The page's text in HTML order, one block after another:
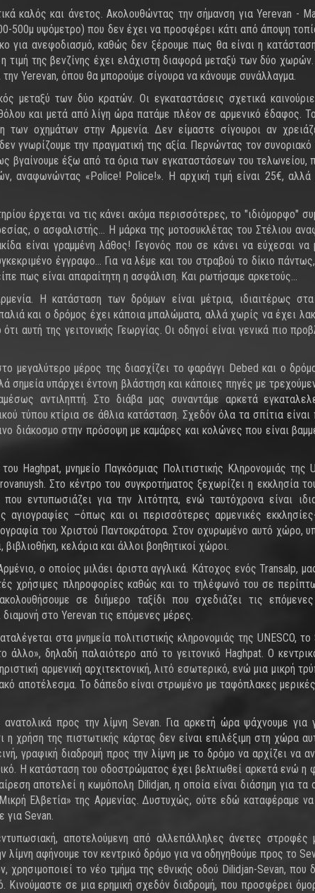
καλός και άνετος. Ακολουθώντας την σήμανση για Yerevan -
500μ υψόμετρο) που δεν έχει να προσφέρει κάτι από άποψη
για ανεφοδιασμό, καθώς δεν ξέρουμε πως θα είναι η
τιμή της βενζίνης έχει ελάχιστη διαφορά μεταξύ των δύο
Yerevan, όπου θα μπορούμε σίγουρα να κάνουμε συνάλλαγμα.
μεταξύ των δύο κρατών. Οι εγκαταστάσεις σχετικά
και μετά από λίγη ώρα πατάμε πλέον σε αρμενικό έδαφος.
των οχημάτων στην Αρμενία. Δεν είμαστε σίγουροι αν
γνωρίζουμε την πραγματική της αξία. Περνώντας τον συνοριακό
βγαίνουμε έξω από τα όρια των εγκαταστάσεων του τελωνείου,
αναφωνώντας «Police! Police!». Η αρχική τιμή είναι 25€, αλλά
έρχεται να τις κάνει ακόμα περισσότερες, το "ιδιόμορφο"
ο ασφαλιστής... Η μάρκα της μοτοσυκλέτας του Στέλιου
είναι γραμμένη λάθος! Γεγονός που σε κάνει να εύχεσαι να
έγγραφο… Για να λέμε και του στραβού το δίκιο
πως είναι απαραίτητη η ασφάλιση. Και ρωτήσαμε αρκετούς...
Η κατάσταση των δρόμων είναι μέτρια, ιδιαιτέρως
και ο δρόμος έχει κάποια μπαλώματα, αλλά χωρίς να έχει
αυτή της γειτονικής Γεωργίας. Οι οδηγοί είναι γενικά πιο
μεγαλύτερο μέρος της διασχίζει το φαράγγι Debed και ο
σημεία υπάρχει έντονη βλάστηση και κάποιες πηγές με
αντιληπτή. Στο διάβα μας συναντάμε αρκετά
τύπου κτίρια σε άθλια κατάσταση. Σχεδόν όλα τα σπίτια είναι
διάκοσμο στην πρόσοψη με καμάρες και κολώνες που είναι
Haghpat, μνημείο Παγκόσμιας Πολιτιστικής Κληρονομιάς της
Στο κέντρο του συγκροτήματος ξεχωρίζει η εκκλησία
εντυπωσιάζει για την λιτότητα, ενώ ταυτόχρονα είναι
αγιογραφίες –όπως και οι περισσότερες αρμενικές
του Χριστού Παντοκράτορα. Στον οχυρωμένο αυτό χώρο,
κελάρια και άλλοι βοηθητικοί χώροι.
ο οποίος μιλάει άριστα αγγλικά. Κάτοχος ενός Transalp,
χρήσιμες πληροφορίες καθώς και το τηλέφωνό του σε
σε διήμερο ταξίδι που σχεδιάζει τις
στο Yerevan τις επόμενες μέρες.
στα μνημεία πολιτιστικής κληρονομιάς της UNESCO, το
άλλο», δηλαδή παλαιότερο από το γειτονικό Haghpat. Ο
αρμενική αρχιτεκτονική, λιτό εσωτερικό, ενώ μια μικρή
αποτέλεσμα. Το δάπεδο είναι στρωμένο με ταφόπλακες
προς την λίμνη Sevan. Για αρκετή ώρα ψάχνουμε για
χρήση της πιστωτικής κάρτας δεν είναι επιλέξιμη στη χώρα
γραφική διαδρομή προς την λίμνη με το δρόμο να αρχίζει να
Η κατάσταση του οδοστρώματος έχει βελτιωθεί αρκετά ενώ η
αποτελεί η κωμόπολη Dilidjan, η οποία είναι διάσημη για τα
Ελβετία» της Αρμενίας. Δυστυχώς, ούτε εδώ καταφέραμε
για Sevan.
αποτελούμενη από αλλεπάλληλες άνετες στροφές
αφήνουμε τον κεντρικό δρόμο για να οδηγηθούμε προς το
το νέο τμήμα της εθνικής οδού Dilidjan-Sevan, που
Κινούμαστε σε μια ερημική σχεδόν διαδρομή, που προσφέρει